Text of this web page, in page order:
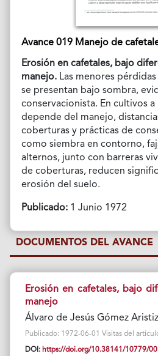
Avance 019 Manejo de
Erosión en cafetales, bajo
manejo. Las menores
se presentan bajo sombra,
conservacionista. En cultivos
depende del manejo,
coberturas y prácticas de
como siembra en contorno,
alternos, junto con barreras
de coberturas, reducen
erosión del suelo.
Publicado:1 Junio 1972
DOCUMENTOS DEL AVANCE
Erosión en cafetales, bajo
manejo
Álvaro de Jesús Gómez
Publicado: 1972-06-01 Visitas del
DOI: https://doi.org/10.38141/10779/